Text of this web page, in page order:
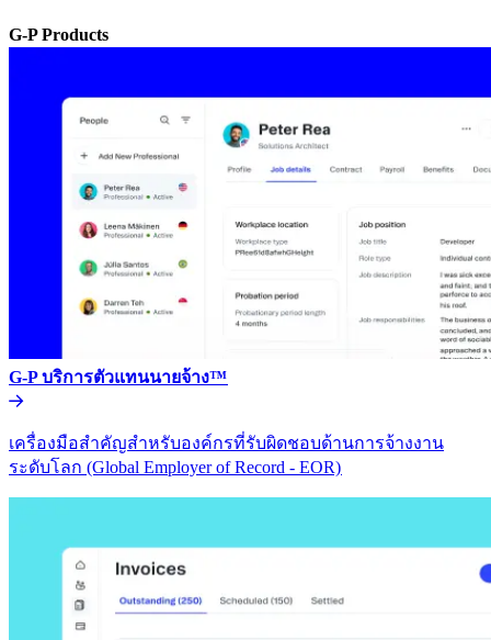
G-P Products​​
G-P บริการตัวแทนนายจ้าง™​​
เครื่องมือสำคัญสำหรับองค์กรที่รับผิดชอบด้านการจ้างงาน
ระดับโลก (Global Employer of Record - EOR)​​